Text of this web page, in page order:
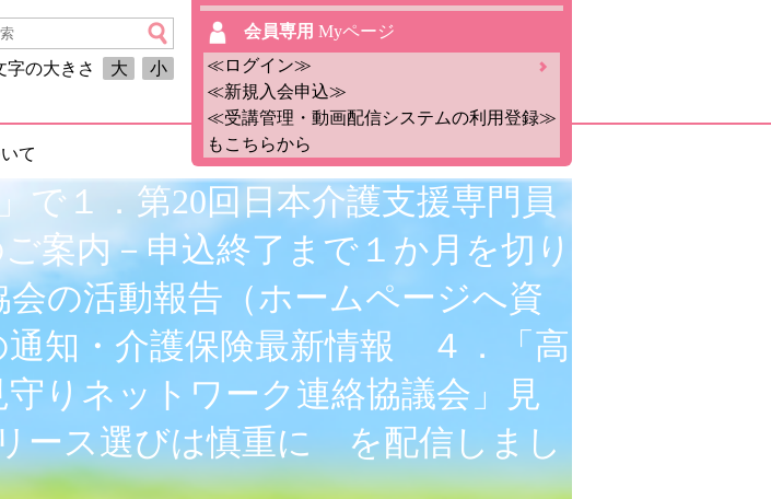
字の大きさ 大 小
会員専用 Myページ
≪ログイン≫
≪新規入会申込≫
≪受講管理・動画配信システムの利用登録≫
もこちらから
て
で１．第20回日本介護支援専門員
案内－申込終了まで１か月を切り
の活動報告（ホームページへ資
知・介護保険最新情報 ４．「高
りネットワーク連絡協議会」見
ース選びは慎重に を配信しまし